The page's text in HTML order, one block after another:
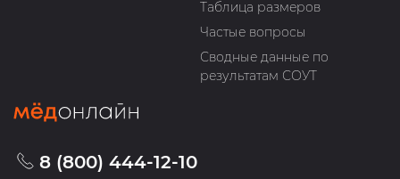
Таблица размеров
Частые вопросы
Сводные данные по
результатам СОУТ
8 (800) 444-12-10